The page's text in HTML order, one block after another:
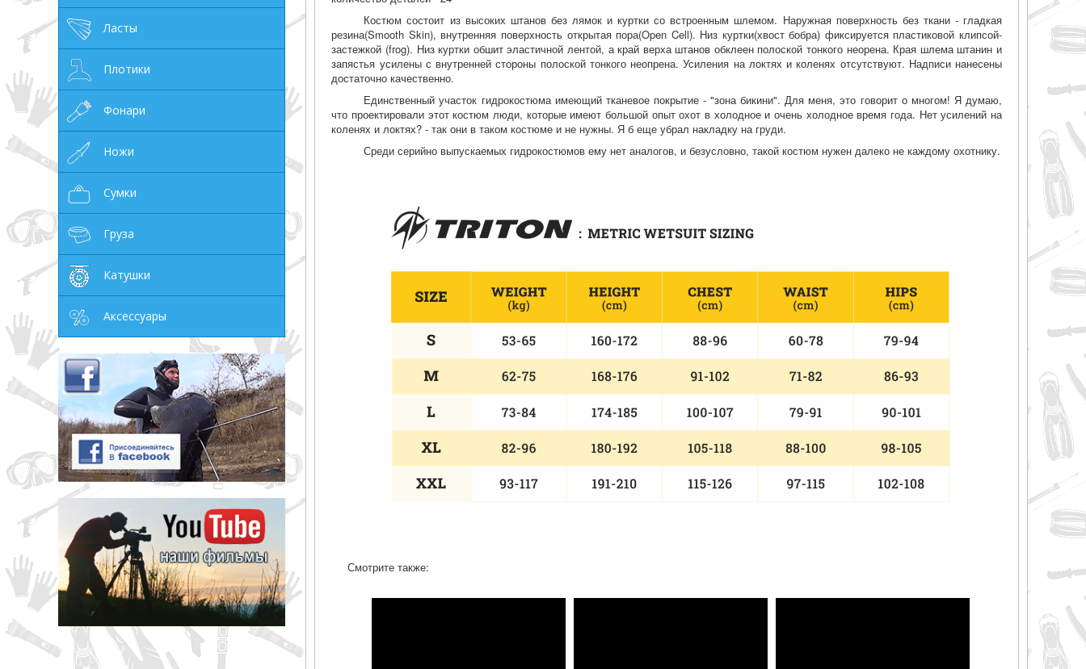
Ласты
Плотики
Фонари
Ножи
Сумки
Груза
Катушки
Аксессуары
Костюм состоит из высоких штанов без лямок и куртки со встроенным шлемом. Наружная поверхность без ткани - гладкая
резина(Smooth Skin), внутренняя поверхность открытая пора(Open Cell). Низ куртки(хвост бобра) фиксируется пластиковой клипсой-
застежкой (frog). Низ куртки обшит эластичной лентой, а край верха штанов обклеен полоской тонкого неорена. Края шлема штанин и
запястья усилены с внутренней стороны полоской тонкого неопрена. Усиления на локтях и коленях отсутствуют. Надписи нанесены
достаточно качественно.
Единственный участок гидрокостюма имеющий тканевое покрытие - "зона бикини". Для меня, это говорит о многом! Я думаю,
что проектировали этот костюм люди, которые имеют большой опыт охот в холодное и очень холодное время года. Нет усилений на
коленях и локтях? - так они в таком костюме и не нужны. Я б еще убрал накладку на груди.
Среди серийно выпускаемых гидрокостюмов ему нет аналогов, и безусловно, такой костюм нужен далеко не каждому охотнику.
Смотрите также: